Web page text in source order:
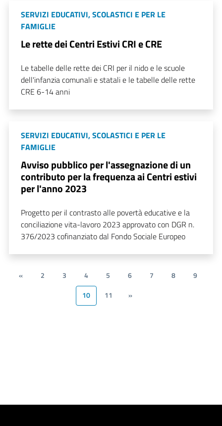
SERVIZI EDUCATIVI, SCOLASTICI E PER LE
FAMIGLIE
Le rette dei Centri Estivi CRI e CRE
Le tabelle delle rette dei CRI per il nido e le scuole
dell'infanzia comunali e statali e le tabelle delle rette
CRE 6-14 anni
SERVIZI EDUCATIVI, SCOLASTICI E PER LE
FAMIGLIE
Avviso pubblico per l'assegnazione di un
contributo per la frequenza ai Centri estivi
per l'anno 2023
Progetto per il contrasto alle povertà educative e la
conciliazione vita-lavoro 2023 approvato con DGR n.
376/2023 cofinanziato dal Fondo Sociale Europeo
« 2 3 4 5 6 7 8
9
10
11 »